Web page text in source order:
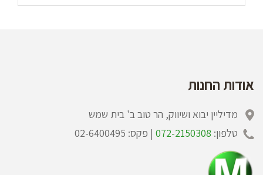
הסיגריות ושתוך כדי התהליך תימנע דליקה. פחים אלו
כוללים שני אלמנטים כאשר האחד מהם הוא המשטח
שאליו משליחים את הבדלים הכבויים. את הפחים הללו
ניתן להציב בכל מקום - מחוץ למבנים, בפינות עישון
המיועדות לכך בתוך המבנים ובכל מקום אחר שנדרש.
על כל זאת ועוד,
למשעי ולתת למקום תחושה של ניקיון ואסתטיקה, וזאת
אודות החנות
מדיליין יבוא ושיווק, הר טוב ב' בית שמש
טלפון: 072-2150308 | פקס: 02-6400495